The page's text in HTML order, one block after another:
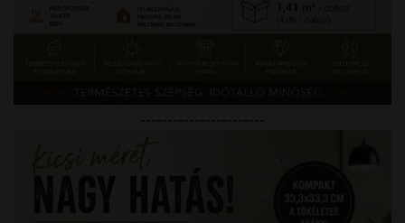
-----------------------